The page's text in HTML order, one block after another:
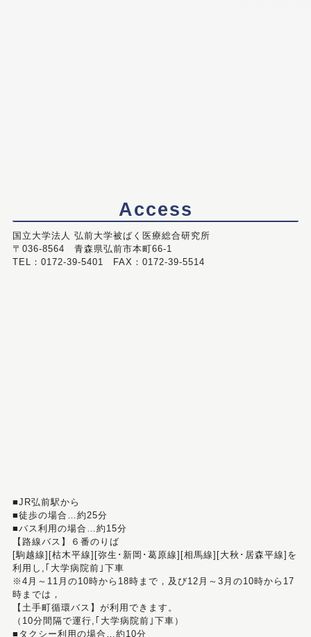
Access
国立大学法人 弘前大学被ばく医療総合研究所
〒036-8564 青森県弘前市本町66-1
TEL：0172-39-5401 FAX：0172-39-5514
■JR弘前駅から
■徒歩の場合…約25分
■バス利用の場合…約15分
【路線バス】６番のりば
[駒越線][枯木平線][弥生･新岡･葛原線][相馬線][大秋･居森平線]を
利用し,｢大学病院前｣下車
※4月～11月の10時から18時まで，及び12月～3月の10時から17
時までは，
【土手町循環バス】が利用できます。
（10分間隔で運行,｢大学病院前｣下車）
■タクシー利用の場合…約10分